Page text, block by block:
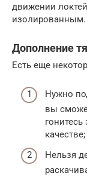
движении
изолированным.
Дополнение
Есть еще
Нужно
вы
качестве;
Нельзя